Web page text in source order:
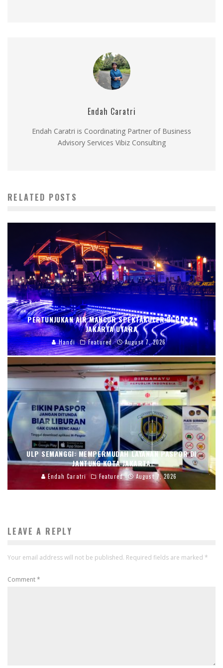
Endah Caratri
Endah Caratri is Coordinating Partner of Business
Advisory Services Vibiz Consulting
RELATED POSTS
PERTUNJUKAN AIR MANCUR SPEKTAKULER DI PIK 2,
JAKARTA UTARA
Handi Featured August 7, 2026
ULP SEMANGGI: MEMPERMUDAH LAYANAN PASPOR DI
JANTUNG KOTA JAKARTA
Endah Caratri Featured August 7, 2026
LEAVE A REPLY
Your email address will not be published. Required fields are marked *
Comment*